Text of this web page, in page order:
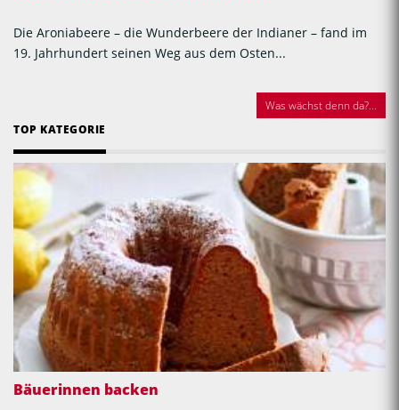
Die Aroniabeere – die Wunderbeere der Indianer – fand im
19. Jahrhundert seinen Weg aus dem Osten...
Was wächst denn da?...
TOP KATEGORIE
Bäuerinnen backen